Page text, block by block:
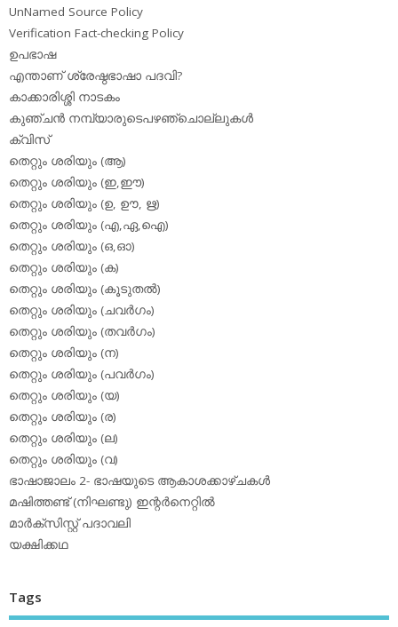
UnNamed Source Policy
Verification Fact-checking Policy
ഉപഭാഷ
എന്താണ് ശ്രേഷ്ഠഭാഷാ പദവി?
കാക്കാരിശ്ശി നാടകം
കുഞ്ചന്‍ നമ്പ്യാരുടെപഴഞ്ചൊല്ലുകള്‍
ക്വിസ്
തെറ്റും ശരിയും (ആ)
തെറ്റും ശരിയും (ഇ,ഈ)
തെറ്റും ശരിയും (ഉ, ഊ, ഋ)
തെറ്റും ശരിയും (എ,ഏ,ഐ)
തെറ്റും ശരിയും (ഒ,ഓ)
തെറ്റും ശരിയും (ക)
തെറ്റും ശരിയും (കൂടുതല്‍)
തെറ്റും ശരിയും (ചവര്‍ഗം)
തെറ്റും ശരിയും (തവര്‍ഗം)
തെറ്റും ശരിയും (ന)
തെറ്റും ശരിയും (പവര്‍ഗം)
തെറ്റും ശരിയും (യ)
തെറ്റും ശരിയും (ര)
തെറ്റും ശരിയും (ല)
തെറ്റും ശരിയും (വ)
ഭാഷാജാലം 2- ഭാഷയുടെ ആകാശക്കാഴ്ചകള്‍
മഷിത്തണ്ട് (നിഘണ്ടു) ഇന്റര്‍നെറ്റില്‍
മാര്‍ക്‌സിസ്റ്റ് പദാവലി
യക്ഷിക്കഥ
Tags